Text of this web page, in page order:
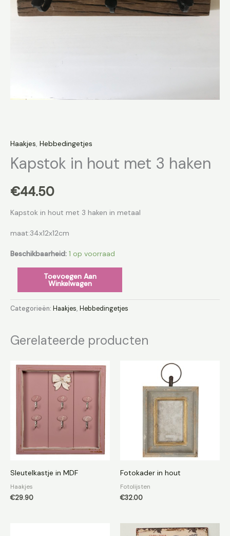
Haakjes, Hebbedingetjes
Kapstok in hout met 3 haken
€44.50
Kapstok in hout met 3 haken in metaal
maat:34x12x12cm
Beschikbaarheid: 1 op voorraad
Toevoegen Aan
Winkelwagen
Categorieën: Haakjes, Hebbedingetjes
Gerelateerde producten
Sleutelkastje in MDF
Haakjes
€29.90
Fotokader in hout
Fotolijsten
€32.00